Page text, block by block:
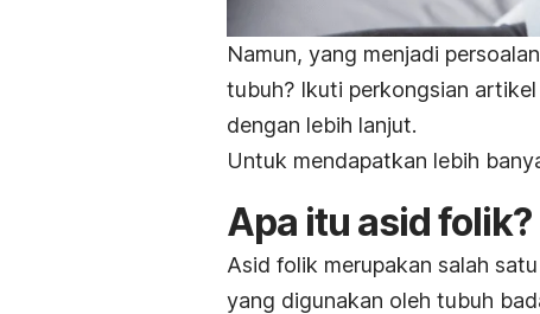
Namun, yang menjadi
tubuh? Ikuti perkongsian
dengan lebih lanjut.
Untuk mendapatkan lebih
Apa itu asid folik?
Asid folik merupakan salah
yang digunakan oleh tubuh